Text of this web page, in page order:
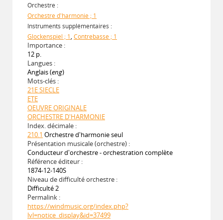
Orchestre :
Orchestre d'harmonie ; 1
Instruments supplémentaires :
Glockenspiel ; 1, Contrebasse ; 1
Importance :
12 p.
Langues :
Anglais (eng)
Mots-clés :
21E SIECLE
ETE
OEUVRE ORIGINALE
ORCHESTRE D'HARMONIE
Index. décimale :
210.1 Orchestre d'harmonie seul
Présentation musicale (orchestre) :
Conducteur d'orchestre - orchestration complète
Référence éditeur :
1874-12-140S
Niveau de difficulté orchestre :
Difficulté 2
Permalink :
https://windmusic.org/index.php?
lvl=notice_display&id=37499